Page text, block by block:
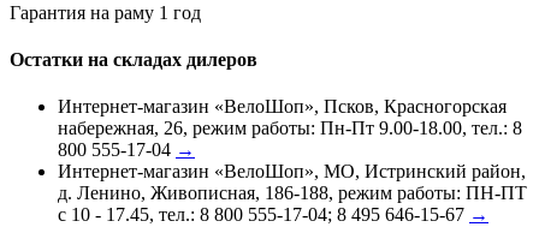
Гарантия на раму 1 год
Остатки на складах дилеров
Интернет-магазин «ВелоШоп», Псков, Красногорская
набережная, 26, режим работы: Пн-Пт 9.00-18.00, тел.: 8
800 555-17-04 →
Интернет-магазин «ВелоШоп», МО, Истринский район,
д. Ленино, Живописная, 186-188, режим работы: ПН-ПТ
с 10 - 17.45, тел.: 8 800 555-17-04; 8 495 646-15-67 →